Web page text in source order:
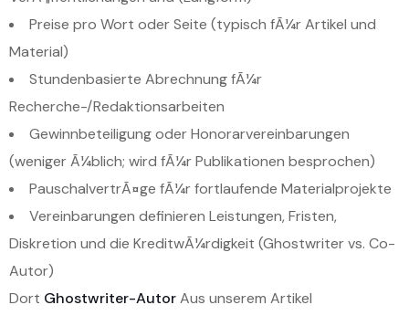
Preise pro Wort oder Seite (typisch fÃ¼r Artikel und
Material)
Stundenbasierte Abrechnung fÃ¼r
Recherche-/Redaktionsarbeiten
Gewinnbeteiligung oder Honorarvereinbarungen
(weniger Ã¼blich; wird fÃ¼r Publikationen besprochen)
PauschalvertrÃ¤ge fÃ¼r fortlaufende Materialprojekte
Vereinbarungen definieren Leistungen, Fristen,
Diskretion und die KreditwÃ¼rdigkeit (Ghostwriter vs. Co-
Autor)
Dort Ghostwriter-AutorAus unserem Artikel